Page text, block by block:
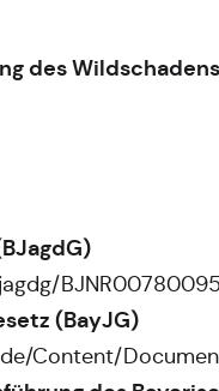
des
(BayJG)
Content/